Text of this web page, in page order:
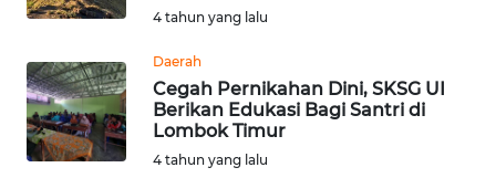
4 tahun yang lalu
Daerah
Cegah Pernikahan Dini, SKSG UI
Berikan Edukasi Bagi Santri di
Lombok Timur
4 tahun yang lalu
BARAT
WN
RIAU